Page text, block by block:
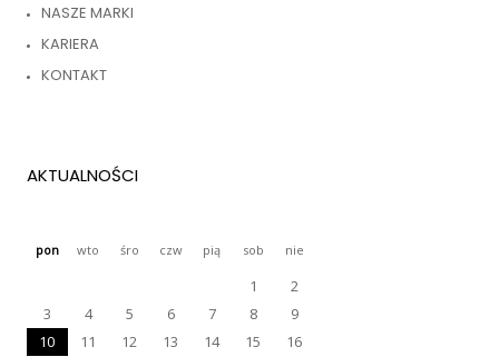
NASZE MARKI
KARIERA
KONTAKT
AKTUALNOŚCI
pon wto śro czw pią sob nie
1
2
3
4 5 6 7 8
9
10
11 12 13 14 15
16